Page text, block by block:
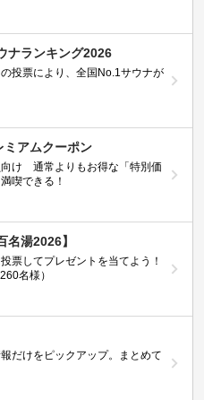
ナランキング2026
投票により、全国No.1サウナが
ミアムクーポン
向け 通常よりもお得な「特別価
喫できる！
名湯2026】
票してプレゼントを当てよう！
名様）
だけをピックアップ。まとめて